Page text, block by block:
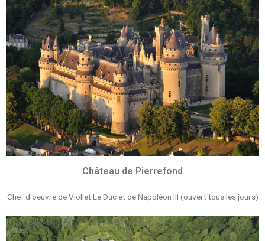
Château de Pierrefond
Chef d'oeuvre de Viollet Le Duc et de Napoléon III (ouvert tous les jours)